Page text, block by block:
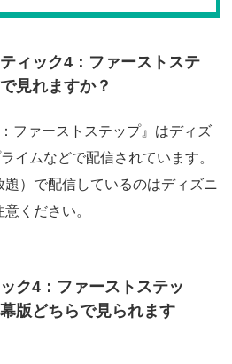
ィック4：ファーストステ
見れますか？
ファーストステップ』はディズ
イムなどで配信されています。
）で配信しているのはディズニ
ください。
ク4：ファーストステッ
版どちらで見られます